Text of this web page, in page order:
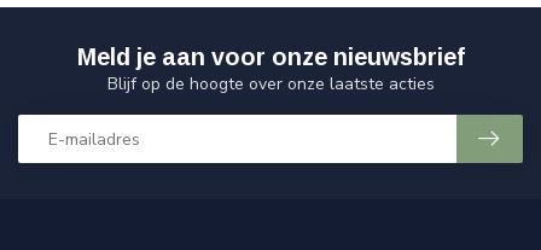
Meld je aan voor onze nieuwsbrief
Blijf op de hoogte over onze laatste acties